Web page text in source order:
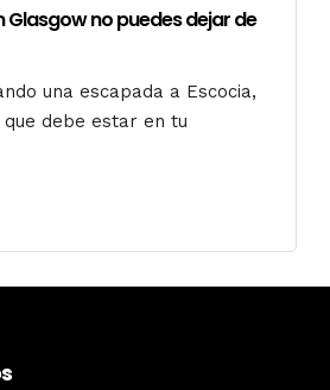
Glasgow no puedes dejar de
una escapada a Escocia,
que debe estar en tu